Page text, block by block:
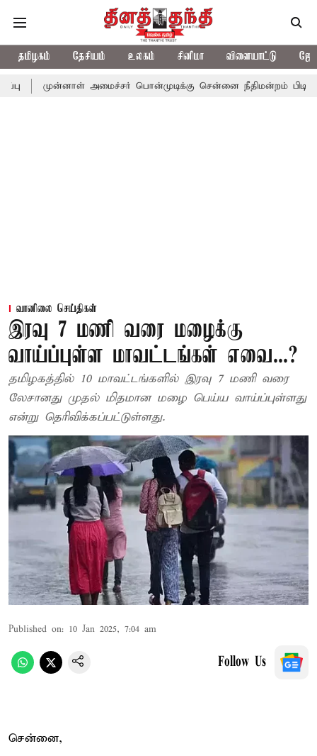
தமிழகம் தேசியம் உலகம் சினிமா விளையாட்டு
அமைச்சர் பொன்முடிக்கு சென்னை நீதிமன்றம் பிடிவாராண்ட்
வானிலை செய்திகள்
இரவு 7 மணி வரை மழைக்கு
வாய்ப்புள்ள மாவட்டங்கள் எவை...?
தமிழகத்தில் 10 மாவட்டங்களில் இரவு 7 மணி வரை
லேசானது முதல் மிதமான மழை பெய்ய வாய்ப்புள்ளது
என்று தெரிவிக்கப்பட்டுள்ளது.
Published on: 10 Jan 2025, 7:04 am
Follow Us
சென்னை,